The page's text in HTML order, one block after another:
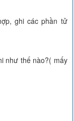
ghi các phần tử
như thế nào?( mấy